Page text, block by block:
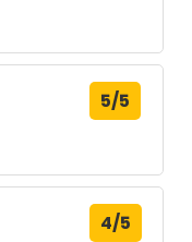
5/5
4/5